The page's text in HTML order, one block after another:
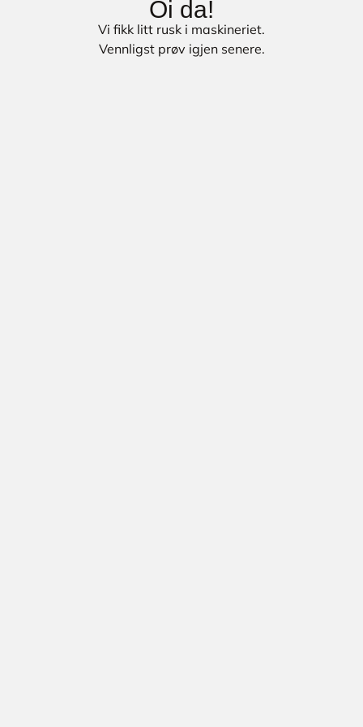
Oi da!
Vi fikk litt rusk i maskineriet.
Vennligst prøv igjen senere.